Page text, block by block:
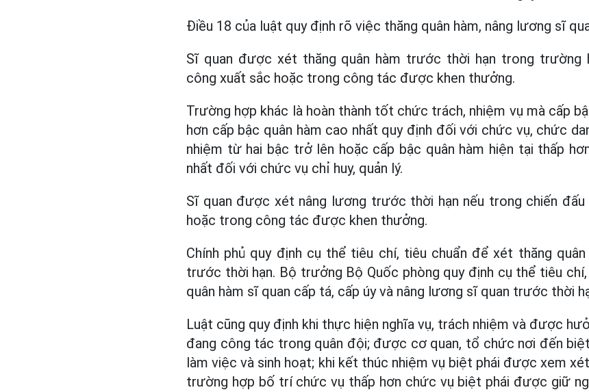
Điều 18 của luật quy định rõ việc thăng quân hàm, nâng lương sĩ
Sĩ quan được xét thăng quân hàm trước thời hạn trong trường
công xuất sắc hoặc trong công tác được khen thưởng.
Trường hợp khác là hoàn thành tốt chức trách, nhiệm vụ mà cấp
hơn cấp bậc quân hàm cao nhất quy định đối với chức vụ, chức
nhiệm từ hai bậc trở lên hoặc cấp bậc quân hàm hiện tại thấp
nhất đối với chức vụ chỉ huy, quản lý.
Sĩ quan được xét nâng lương trước thời hạn nếu trong chiến đấu
hoặc trong công tác được khen thưởng.
Chính phủ quy định cụ thể tiêu chí, tiêu chuẩn để xét thăng
trước thời hạn. Bộ trưởng Bộ Quốc phòng quy định cụ thể tiêu
quân hàm sĩ quan cấp tá, cấp úy và nâng lương sĩ quan trước thời
Luật cũng quy định khi thực hiện nghĩa vụ, trách nhiệm và được
đang công tác trong quân đội; được cơ quan, tổ chức nơi đến
làm việc và sinh hoạt; khi kết thúc nhiệm vụ biệt phái được xem
trường hợp bố trí chức vụ thấp hơn chức vụ biệt phái được giữ